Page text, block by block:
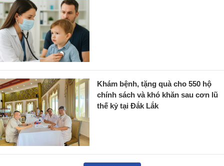
Khám bệnh, tặng quà cho 550 hộ
chính sách và khó khăn sau cơn lũ
thế kỷ tại Đắk Lắk